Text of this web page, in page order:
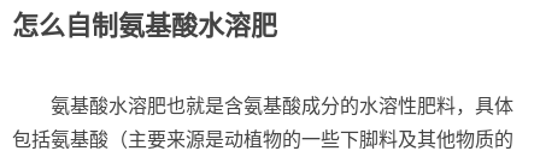
怎么自制氨基酸水溶肥
氨基酸水溶肥也就是含氨基酸成分的水溶性肥料，具体
包括氨基酸（主要来源是动植物的一些下脚料及其他物质的